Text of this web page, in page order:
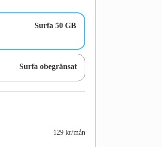
Surfa 50 GB
Surfa obegränsat
129 kr/mån